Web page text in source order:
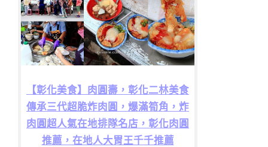
【彰化美食】肉圓壽，彰化二林美食
傳承三代超脆炸肉圓，爆滿筍角，炸
肉圓超人氣在地排隊名店，彰化肉圓
推薦，在地人大胃王千千推薦